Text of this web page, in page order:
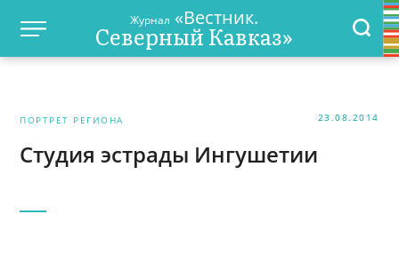
Журнал «Вестник.
Северный Кавказ»
ПОРТРЕТ РЕГИОНА 23.08.2014
Студия эстрады Ингушетии